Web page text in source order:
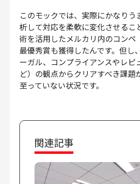
このモックでは、実際にかなりう
析して対応を柔軟に変化させるこ
術を活用したメルカリ内のコンペ
最優秀賞も獲得したんです。但し
ーガル、コンプライアンスやレピ
ど）の観点からクリアすべき課題
至っていない状況です。
関連記事